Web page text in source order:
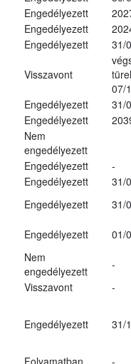
Engedélyezett
Engedélyezett
Engedélyezett 31/
Visszavont
07/
Engedélyezett
31/
Engedélyezett
Nem
engedélyezett
Engedélyezett
-
Engedélyezett
31/
Engedélyezett
31/
Engedélyezett 01/
Nem
engedélyezett
-
Visszavont
-
Engedélyezett 31/